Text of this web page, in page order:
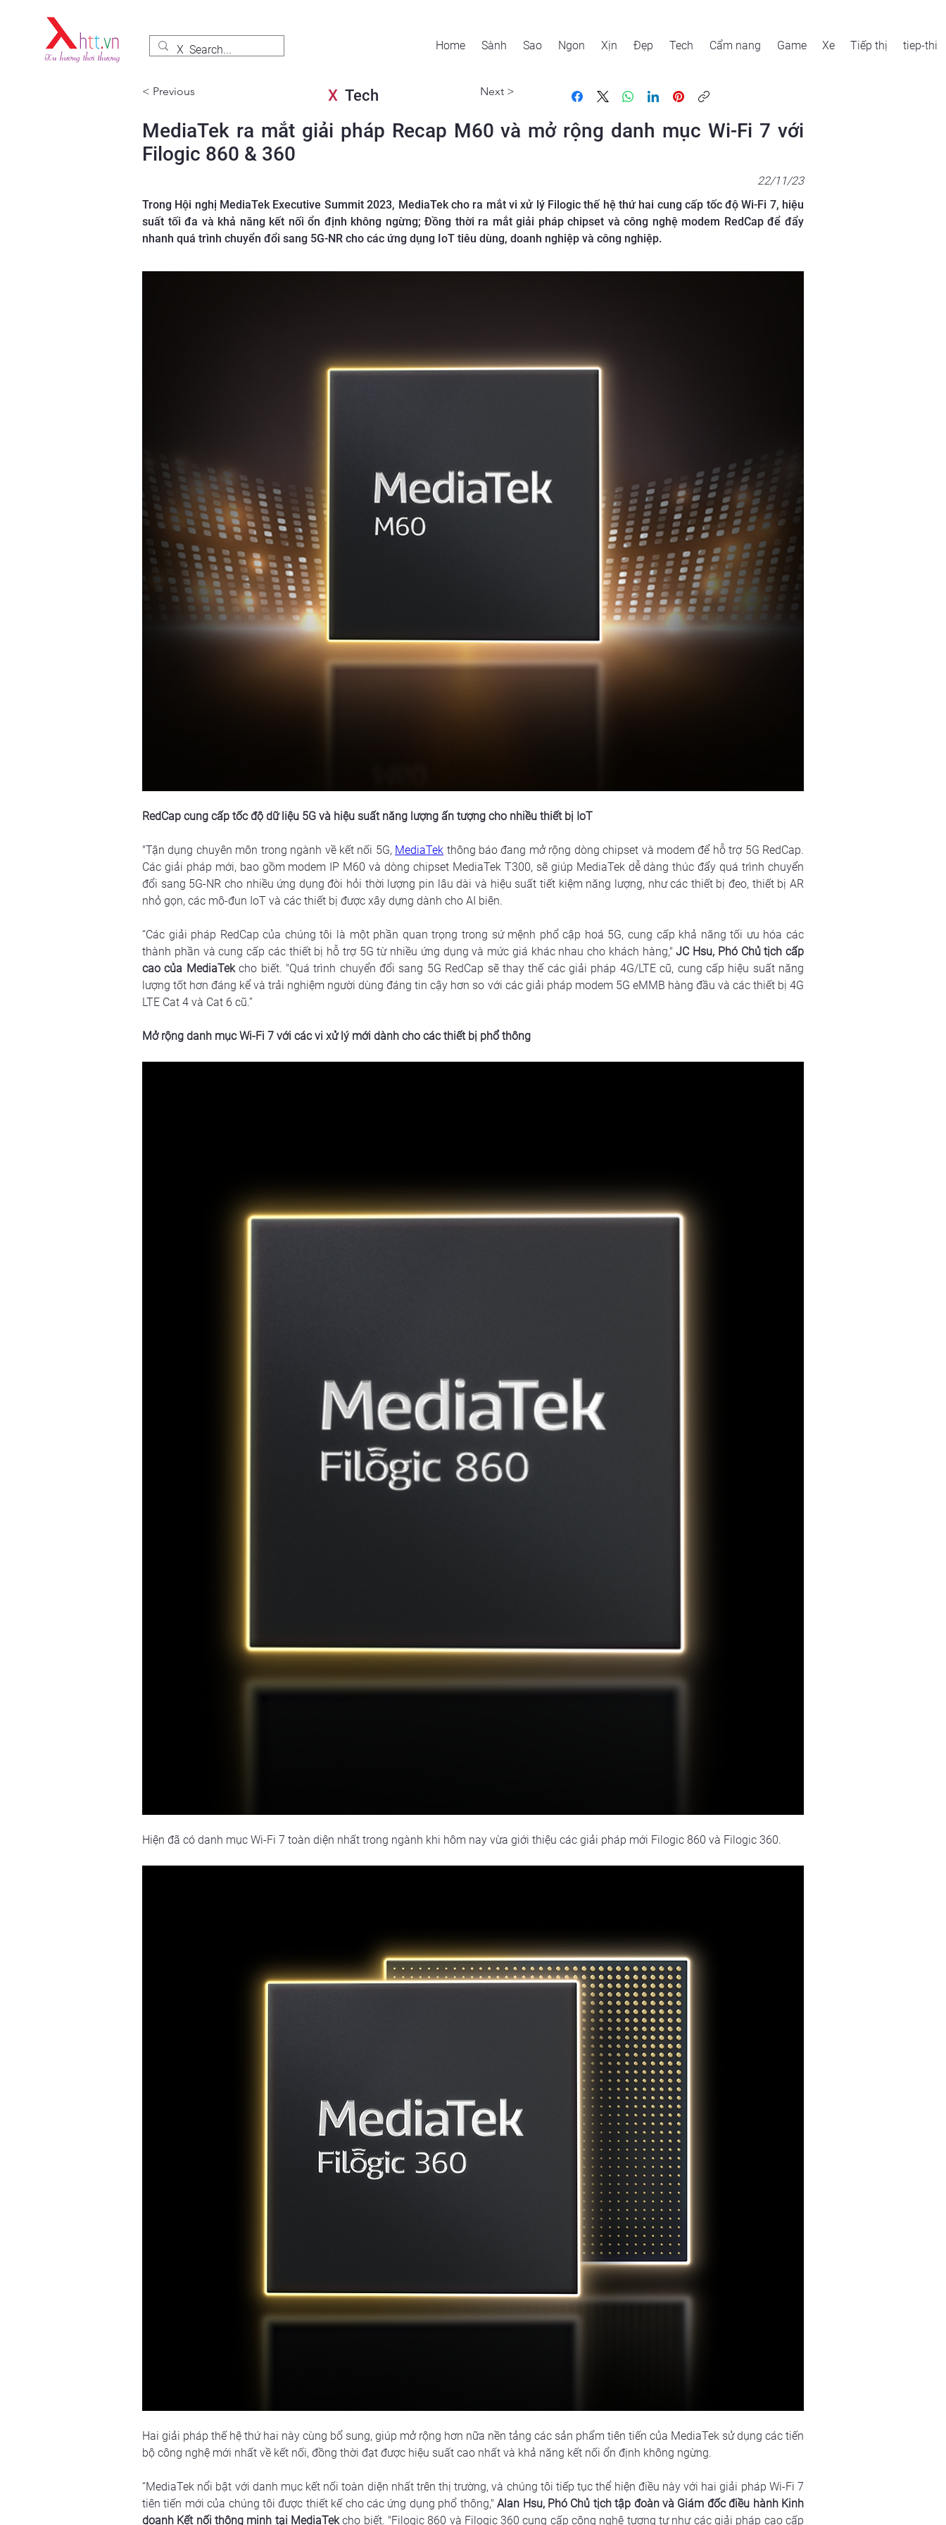
Home Sành Sao Ngon Xịn Đẹp Tech Cẩm nang Game Xe Tiếp thị tiep-thi
< Previous X Tech Next >
MediaTek ra mắt giải pháp Recap M60 và mở rộng danh mục Wi-Fi 7 với
Filogic 860 & 360
22/11/23
Trong Hội nghị MediaTek Executive Summit 2023, MediaTek cho ra mắt vi xử lý Filogic thế hệ thứ hai cung cấp tốc độ Wi-Fi 7, hiệu
suất tối đa và khả năng kết nối ổn định không ngừng; Đồng thời ra mắt giải pháp chipset và công nghệ modem RedCap để đẩy
nhanh quá trình chuyển đổi sang 5G-NR cho các ứng dụng IoT tiêu dùng, doanh nghiệp và công nghiệp.
RedCap cung cấp tốc độ dữ liệu 5G và hiệu suất năng lượng ấn tượng cho nhiều thiết bị IoT
"Tận dụng chuyên môn trong ngành về kết nối 5G, MediaTek thông báo đang mở rộng dòng chipset và modem để hỗ trợ 5G RedCap.
Các giải pháp mới, bao gồm modem IP M60 và dòng chipset MediaTek T300, sẽ giúp MediaTek dễ dàng thúc đẩy quá trình chuyển
đổi sang 5G-NR cho nhiều ứng dụng đòi hỏi thời lượng pin lâu dài và hiệu suất tiết kiệm năng lượng, như các thiết bị đeo, thiết bị AR
nhỏ gọn, các mô-đun IoT và các thiết bị được xây dựng dành cho AI biên.
“Các giải pháp RedCap của chúng tôi là một phần quan trọng trong sứ mệnh phổ cập hoá 5G, cung cấp khả năng tối ưu hóa các
thành phần và cung cấp các thiết bị hỗ trợ 5G từ nhiều ứng dụng và mức giá khác nhau cho khách hàng," JC Hsu, Phó Chủ tịch cấp
cao của MediaTek cho biết. "Quá trình chuyển đổi sang 5G RedCap sẽ thay thế các giải pháp 4G/LTE cũ, cung cấp hiệu suất năng
lượng tốt hơn đáng kể và trải nghiệm người dùng đáng tin cậy hơn so với các giải pháp modem 5G eMMB hàng đầu và các thiết bị 4G
LTE Cat 4 và Cat 6 cũ.”
Mở rộng danh mục Wi-Fi 7 với các vi xử lý mới dành cho các thiết bị phổ thông
Hiện đã có danh mục Wi-Fi 7 toàn diện nhất trong ngành khi hôm nay vừa giới thiệu các giải pháp mới Filogic 860 và Filogic 360.
Hai giải pháp thế hệ thứ hai này cùng bổ sung, giúp mở rộng hơn nữa nền tảng các sản phẩm tiên tiến của MediaTek sử dụng các tiến
bộ công nghệ mới nhất về kết nối, đồng thời đạt được hiệu suất cao nhất và khả năng kết nối ổn định không ngừng.
“MediaTek nổi bật với danh mục kết nối toàn diện nhất trên thị trường, và chúng tôi tiếp tục thể hiện điều này với hai giải pháp Wi-Fi 7
tiên tiến mới của chúng tôi được thiết kế cho các ứng dụng phổ thông," Alan Hsu, Phó Chủ tịch tập đoàn và Giám đốc điều hành Kinh
doanh Kết nối thông minh tại MediaTek cho biết. "Filogic 860 và Filogic 360 cung cấp công nghệ tương tự như các giải pháp cao cấp